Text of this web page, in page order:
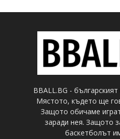
BBALL.BG -
Мястото, където ще
Защото обичаме
заради нея. Защото
баскетболът